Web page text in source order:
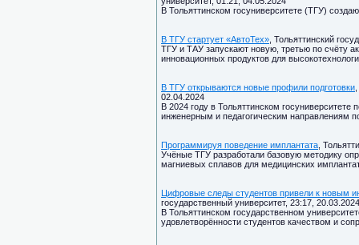
В Тольяттинском госуниверситете (ТГУ)
В ТГУ стартует «АвтоТех» , Тольяттинский
ТГУ и ТАУ запускают новую, третью по счёту
инновационных продуктов для
В ТГУ открываются новые профили подготовки
02.04.2024
В 2024 году в Тольяттинском
инженерным и педагогическим направлениям
Программируя поведение имплантата ,
Учёные ТГУ разработали базовую методику
магниевых сплавов для медицинских
Цифровые следы студентов привели к новым
государственный университет, 23:17, 20.03.2024
В Тольяттинском государственном
удовлетворённости студентов качеством и